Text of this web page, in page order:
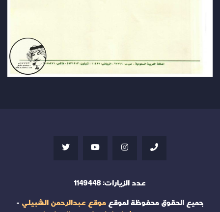
عدد الزيارات: 1149448
جميع الحقوق محفوظة لموقعموقع عبدالرحمن الشبيلي -